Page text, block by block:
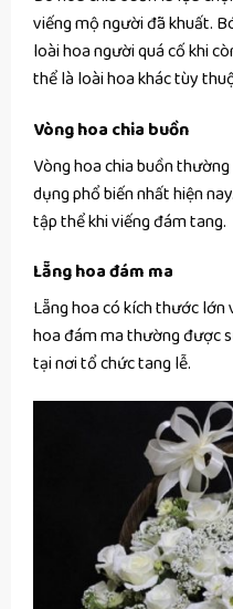
viếng mộ người đã khuất.
loài hoa người quá cố khi
thể là loài hoa khác tùy
Vòng hoa chia buồn
Vòng hoa chia buồn
dụng phổ biến nhất hiện
tập thể khi viếng đám tang.
Lẵng hoa đám ma
Lẵng hoa có kích thước
hoa đám ma thường được
tại nơi tổ chức tang lễ.